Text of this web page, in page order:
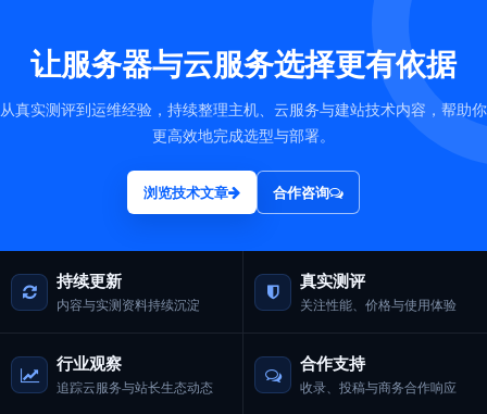
让服务器与云服务选择更有依据
从真实测评到运维经验，持续整理主机、云服务与建站技术内容，帮助你
更高效地完成选型与部署。
浏览技术文章 合作咨询
持续更新
内容与实测资料持续沉淀
真实测评
关注性能、价格与使用体验
行业观察
追踪云服务与站长生态动态
合作支持
收录、投稿与商务合作响应